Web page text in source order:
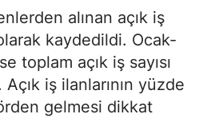
alınan açık iş
kaydedildi. Ocak-
toplam açık iş sayısı
Açık iş ilanlarının yüzde
gelmesi dikkat